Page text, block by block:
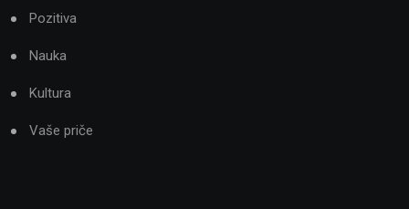
Pozitiva
Nauka
Kultura
Vaše priče